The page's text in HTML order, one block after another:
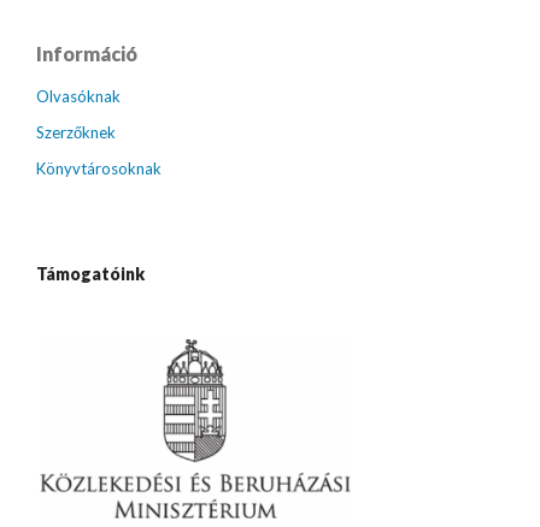
Információ
Olvasóknak
Szerzőknek
Könyvtárosoknak
Támogatóink